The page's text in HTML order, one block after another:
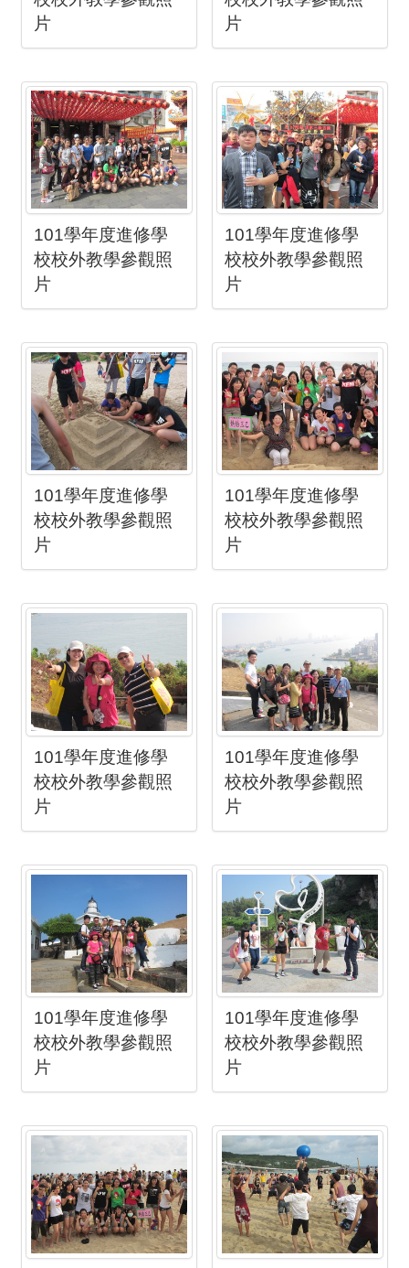
片
片
101學年度進修學
校校外教學參觀照
片
101學年度進修學
校校外教學參觀照
片
101學年度進修學
校校外教學參觀照
片
101學年度進修學
校校外教學參觀照
片
101學年度進修學
校校外教學參觀照
片
101學年度進修學
校校外教學參觀照
片
101學年度進修學
校校外教學參觀照
片
101學年度進修學
校校外教學參觀照
片